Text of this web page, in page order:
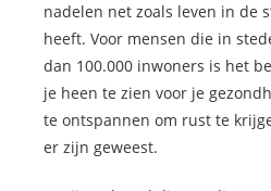
nadelen net zoals leven in de
heeft. Voor mensen die in
dan 100.000 inwoners is het
je heen te zien voor je
te ontspannen om rust te
er zijn geweest.